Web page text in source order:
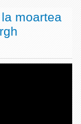
moartea